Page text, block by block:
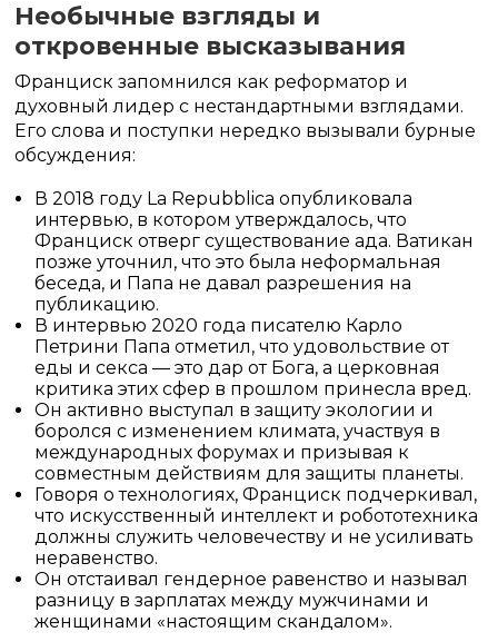
Необычные взгляды и
откровенные высказывания
Франциск запомнился как реформатор и
духовный лидер с нестандартными взглядами.
Его слова и поступки нередко вызывали бурные
обсуждения:
В 2018 году La Repubblica опубликовала
интервью, в котором утверждалось, что
Франциск отверг существование ада. Ватикан
позже уточнил, что это была неформальная
беседа, и Папа не давал разрешения на
публикацию.
В интервью 2020 года писателю Карло
Петрини Папа отметил, что удовольствие от
еды и секса — это дар от Бога, а церковная
критика этих сфер в прошлом принесла вред.
Он активно выступал в защиту экологии и
боролся с изменением климата, участвуя в
международных форумах и призывая к
совместным действиям для защиты планеты.
Говоря о технологиях, Франциск подчеркивал,
что искусственный интеллект и робототехника
должны служить человечеству и не усиливать
неравенство.
Он отстаивал гендерное равенство и называл
разницу в зарплатах между мужчинами и
женщинами «настоящим скандалом».